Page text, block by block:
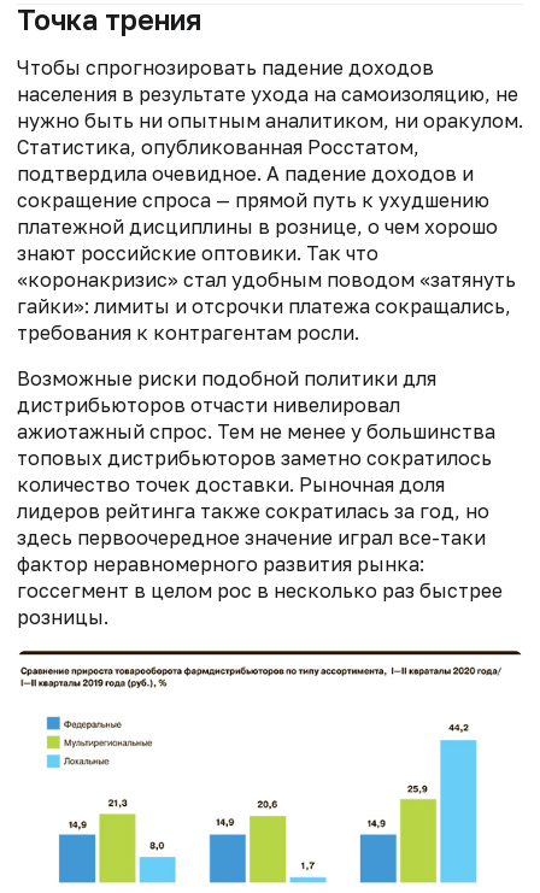
Точка трения
Чтобы спрогнозировать падение доходов
населения в результате ухода на самоизоляцию, не
нужно быть ни опытным аналитиком, ни оракулом.
Статистика, опубликованная Росстатом,
подтвердила очевидное. А падение доходов и
сокращение спроса — прямой путь к ухудшению
платежной дисциплины в рознице, о чем хорошо
знают российские оптовики. Так что
«коронакризис» стал удобным поводом «затянуть
гайки»: лимиты и отсрочки платежа сокращались,
требования к контрагентам росли.
Возможные риски подобной политики для
дистрибьюторов отчасти нивелировал
ажиотажный спрос. Тем не менее у большинства
топовых дистрибьюторов заметно сократилось
количество точек доставки. Рыночная доля
лидеров рейтинга также сократилась за год, но
здесь первоочередное значение играл все-таки
фактор неравномерного развития рынка:
госсегмент в целом рос в несколько раз быстрее
розницы.